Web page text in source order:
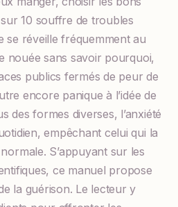
10 souffre de troubles
se réveille fréquemment au
nouée sans savoir pourquoi,
publics fermés de peur de
encore panique à l’idée de
des formes diverses, l’anxiété
empêchant celui qui la
S’appuyant sur les
ce manuel propose
la guérison. Le lecteur y